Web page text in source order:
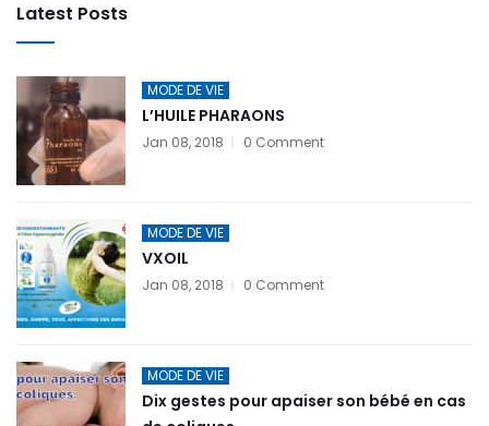
Latest Posts
MODE DE VIE
L’HUILE PHARAONS
Jan 08, 2018 0 Comment
MODE DE VIE
VXOIL
Jan 08, 2018 0 Comment
MODE DE VIE
Dix gestes pour apaiser son bébé en cas